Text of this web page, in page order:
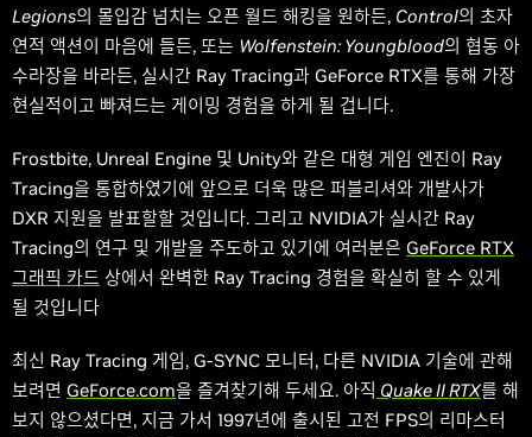
Legions의 몰입감 넘치는 오픈 월드 해킹을 원하든, Control의 초자
연적 액션이 마음에 들든, 또는 Wolfenstein: Youngblood의 협동 아
수라장을 바라든, 실시간 Ray Tracing과 GeForce RTX를 통해 가장
현실적이고 빠져드는 게이밍 경험을 하게 될 겁니다.
Frostbite, Unreal Engine 및 Unity와 같은 대형 게임 엔진이 Ray
Tracing을 통합하였기에 앞으로 더욱 많은 퍼블리셔와 개발사가
DXR 지원을 발표할할 것입니다. 그리고 NVIDIA가 실시간 Ray
Tracing의 연구 및 개발을 주도하고 있기에 여러분은 GeForce RTX
그래픽 카드 상에서 완벽한 Ray Tracing 경험을 확실히 할 수 있게
될 것입니다
최신 Ray Tracing 게임, G-SYNC 모니터, 다른 NVIDIA 기술에 관해
보려면 GeForce.com을 즐겨찾기해 두세요. 아직 Quake II RTX를 해
보지 않으셨다면, 지금 가서 1997년에 출시된 고전 FPS의 리마스터